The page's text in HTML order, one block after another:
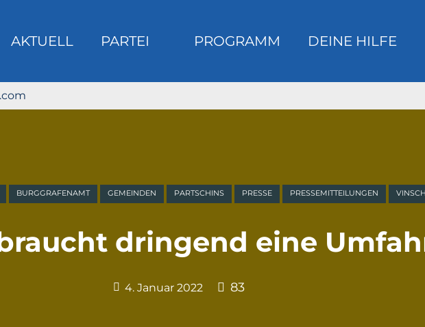
AKTUELL PARTEI PROGRAMM DEINE HILFE
BURGGRAFENAMT GEMEINDEN PARTSCHINS PRESSE PRESSEMITTEILUNGEN
dringend eine
4. Januar 2022 83